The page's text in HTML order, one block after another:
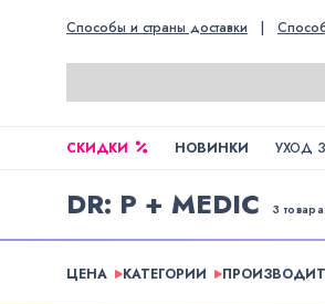
Способы и страны доставки |
СКИДКИ НОВИНКИ УХОД
DR: P + MEDIC 3 товара
ЦЕНА КАТЕГОРИИ